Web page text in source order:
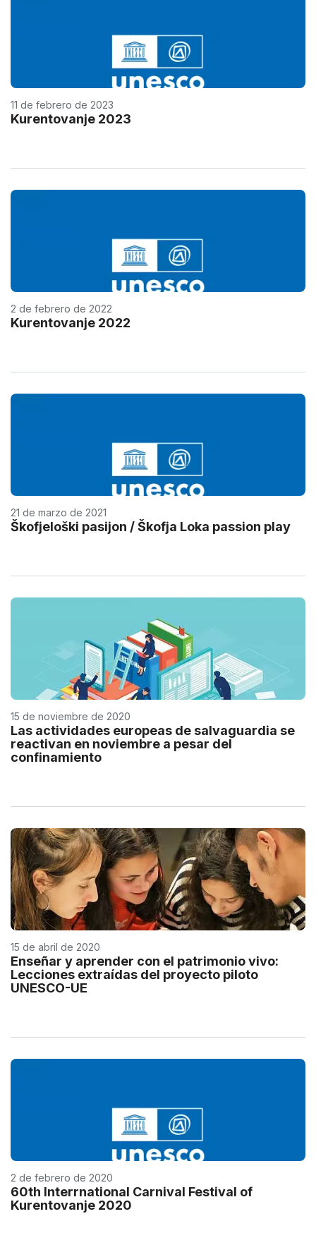
11 de febrero de 2023
Kurentovanje 2023
2 de febrero de 2022
Kurentovanje 2022
21 de marzo de 2021
Škofjeloški pasijon / Škofja Loka passion play
15 de noviembre de 2020
Las actividades europeas de salvaguardia se
reactivan en noviembre a pesar del
confinamiento
15 de abril de 2020
Enseñar y aprender con el patrimonio vivo:
Lecciones extraídas del proyecto piloto
UNESCO-UE
2 de febrero de 2020
60th Interrnational Carnival Festival of
Kurentovanje 2020